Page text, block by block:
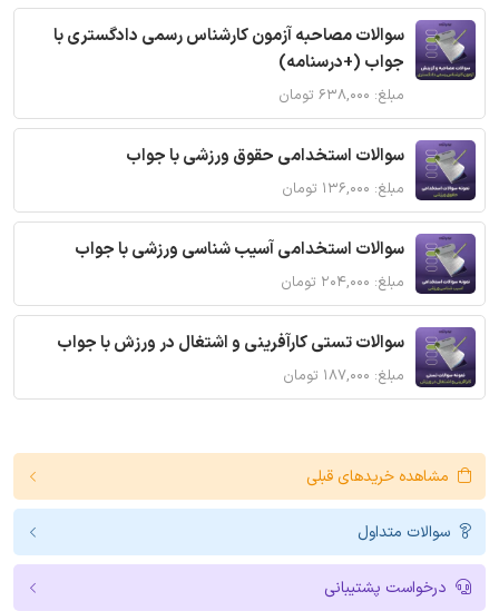
سوالات مصاحبه آزمون کارشناس رسمی دادگستری با
جواب (+درسنامه)
مبلغ: ۶۳۸,۰۰۰ تومان
سوالات استخدامی حقوق ورزشی با جواب
مبلغ: ۱۳۶,۰۰۰ تومان
سوالات استخدامی آسیب شناسی ورزشی با جواب
مبلغ: ۲۰۴,۰۰۰ تومان
سوالات تستی کارآفرینی و اشتغال در ورزش با جواب
مبلغ: ۱۸۷,۰۰۰ تومان
مشاهده خریدهای قبلی
سوالات متداول
درخواست پشتیبانی